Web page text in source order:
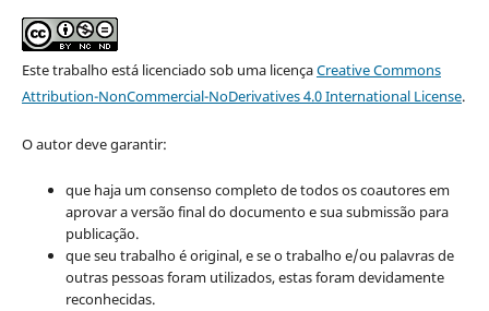
Este trabalho está licenciado sob uma licençaCreative Commons
Attribution-NonCommercial-NoDerivatives 4.0 International License.
O autor deve garantir:
que haja um consenso completo de todos os coautores em
aprovar a versão final do documento e sua submissão para
publicação.
que seu trabalho é original, e se o trabalho e/ou palavras de
outras pessoas foram utilizados, estas foram devidamente
reconhecidas.